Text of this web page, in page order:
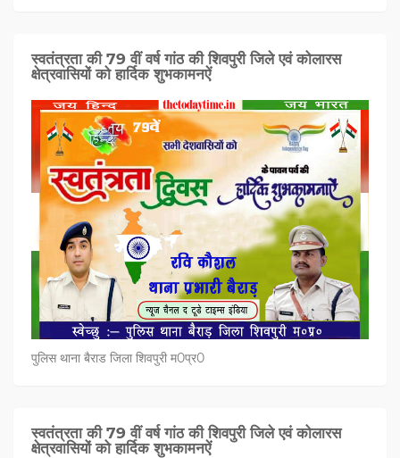
स्वतंत्रता की 79 वीं वर्ष गांठ की शिवपुरी जिले एवं कोलारस
क्षेत्रवासियों को हार्दिक शुभकामनऐं
पुलिस थाना बैराड जिला शिवपुरी म0प्र0
स्वतंत्रता की 79 वीं वर्ष गांठ की शिवपुरी जिले एवं कोलारस
क्षेत्रवासियों को हार्दिक शुभकामनऐं